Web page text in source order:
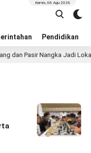
Pendidikan
Kamis, 06 Agu 2026
Jadi Lokasi TPS3R,